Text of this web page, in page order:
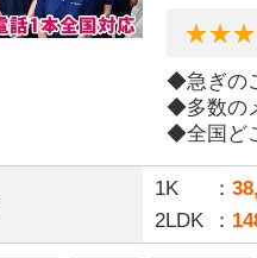
◆急ぎの
◆多数の
◆全国ど
1K
2LDK